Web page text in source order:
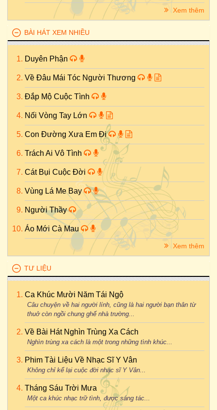
Xem thêm
BÀI HÁT XEM NHIỀU
Duyên Phận
Về Đâu Mái Tóc Người Thương
Đắp Mộ Cuộc Tình
Nối Vòng Tay Lớn
Con Đường Xưa Em Đi
Trách Ai Vô Tình
Cát Bụi Cuộc Đời
Vùng Lá Me Bay
Người Thầy
Áo Mới Cà Mau
Xem thêm
TƯ LIỆU
Ca Khúc Mười Năm Tái Ngộ
Câu chuyện về hai người lính, cũng là hai người bạn thân từ
thuở còn ngồi chung ghế nhà trường...
Về Bài Hát Nghìn Trùng Xa Cách
Nghìn trùng xa cách là một trong những tình khúc...
Phim Tài Liệu Về Nhạc Sĩ Y Vân
Không chỉ kể lại cuộc đời nhạc sĩ Y Vân...
Tháng Sáu Trời Mưa
Một ca khúc nhạc trữ tình, được sáng tác...